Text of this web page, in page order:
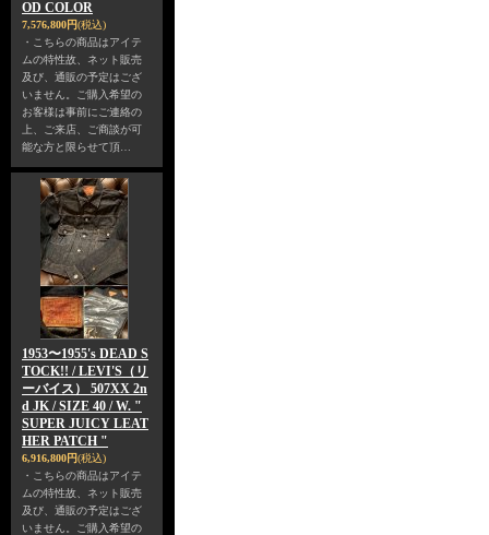
OD COLOR
7,576,800円(税込)
・こちらの商品はアイテ
ムの特性故、ネット販売
及び、通販の予定はござ
いません。ご購入希望の
お客様は事前にご連絡の
上、ご来店、ご商談が可
能な方と限らせて頂…
1953〜1955's DEAD S
TOCK!! / LEVI'S（リ
ーバイス） 507XX 2n
d JK / SIZE 40 / W. "
SUPER JUICY LEAT
HER PATCH "
6,916,800円(税込)
・こちらの商品はアイテ
ムの特性故、ネット販売
及び、通販の予定はござ
いません。ご購入希望の